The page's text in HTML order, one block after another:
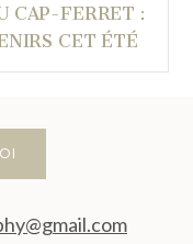
CAP-FERRET :
CET ÉTÉ